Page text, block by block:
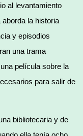
al levantamiento
la historia
y episodios
una trama
película sobre la
para salir de
bibliotecaria y de